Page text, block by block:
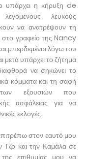
υπάρχει η κήρυξη de
λευκούς
να ανατρέψουν τη
στο γραφείο της Nancy
μπερδεμένοι λόγω του
μετά υπάρχει το ζήτημα
να σηκώνει το
κόμματα και τη σαφή
των εξουσιών που
ασφάλειας για να
εκλογές.
στον εαυτό μου
και την Καμάλα σε